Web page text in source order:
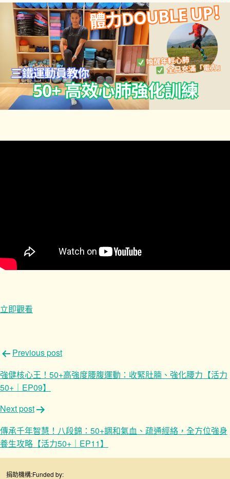
立即觀看
文
章
導
Previous post
強健核心王！50+高強度腰腹運動：收緊肚腩、強化腰力【活力
50+｜EP09】
Next post
傳承千年智慧！八段錦：50+調和氣血、疏通經絡，全方位強身
養生攻略【活力50+｜EP11】
捐助機構:Funded by: